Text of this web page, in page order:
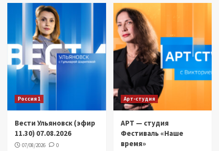
Россия 1
Вести Ульяновск (эфир
11.30) 07.08.2026
07/08/2026 0
Арт-студия
АРТ — студия
Фестиваль «Наше
время»